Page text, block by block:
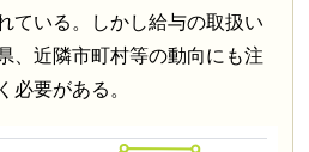
ている。しかし給与の取扱い
、近隣市町村等の動向にも注
必要がある。